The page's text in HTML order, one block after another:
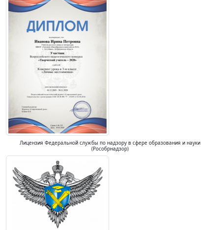
Лицензия Федеральной службы по надзору в сфере образования и науки
(Рособрнадзор)